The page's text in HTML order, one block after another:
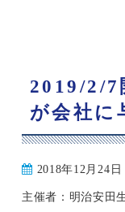
2019/2/7
が会社に
2018年12月24
主催者：明治安田